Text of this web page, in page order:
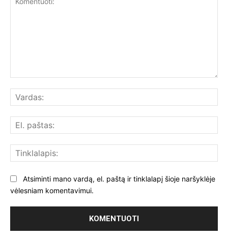
Atsiminti mano vardą, el. paštą ir tinklalapį šioje naršyklėje
vėlesniam komentavimui.